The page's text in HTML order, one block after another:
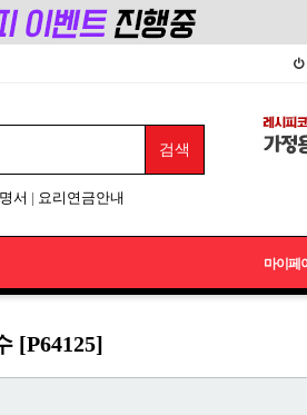
서 | 요리연금안내
마이페
[P64125]